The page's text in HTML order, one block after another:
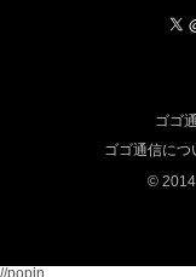
ゴゴ
ゴゴ通信につ
©